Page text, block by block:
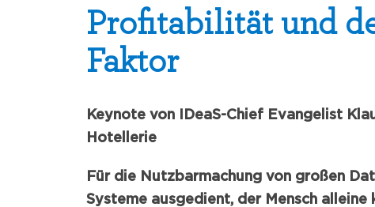
Profitabilität und
Faktor
Keynote von IDeaS-Chief Evangelist
Hotellerie
Für die Nutzbarmachung von großen
Systeme ausgedient, der Mensch